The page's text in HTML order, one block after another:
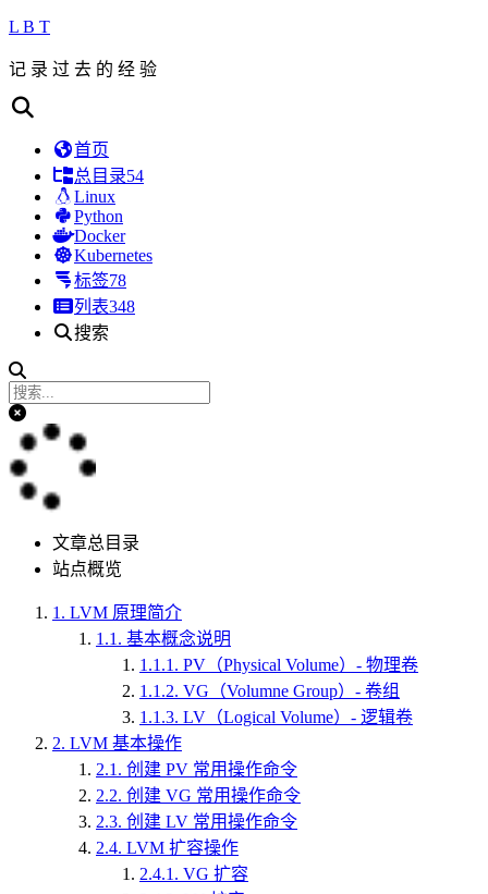
L B T
记 录 过 去 的 经 验
首页
总目录54
Linux
Python
Docker
Kubernetes
标签78
列表348
搜索
文章总目录
站点概览
1. LVM 原理简介
1.1. 基本概念说明
1.1.1. PV（Physical Volume）- 物理卷
1.1.2. VG（Volumne Group）- 卷组
1.1.3. LV（Logical Volume）- 逻辑卷
2. LVM 基本操作
2.1. 创建 PV 常用操作命令
2.2. 创建 VG 常用操作命令
2.3. 创建 LV 常用操作命令
2.4. LVM 扩容操作
2.4.1. VG 扩容